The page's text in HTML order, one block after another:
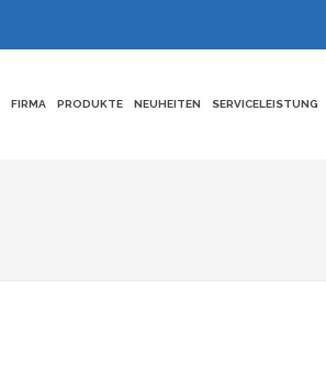
FIRMA PRODUKTE NEUHEITEN SERVICELEISTUNG